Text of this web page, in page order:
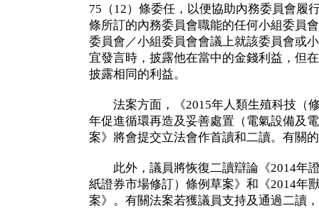
75（12）條委任，以便協助內務委員會履
條所訂的內務委員會職能的任何小組委員
委員會／小組委員會會議上就該委員會或
宜發言時，披露他在當中的金錢利益，但
披露相同的利益。
法案方面，《2015年人類生殖科技（修
年促進循環再造及妥善處置（電氣設備及
案》將會提交立法會作首讀和二讀。有關
此外，議員將恢復二讀辯論《2014年
紙證券市場修訂）條例草案》和《2014年
案》。有關法案若獲議員支持及通過二讀